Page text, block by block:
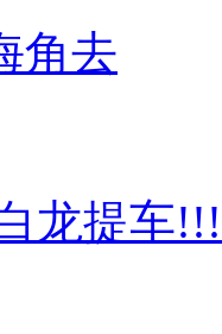
角去
龙提车